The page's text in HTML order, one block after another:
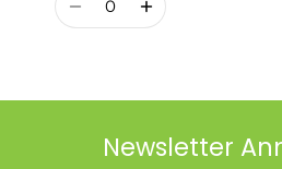
Newsletter